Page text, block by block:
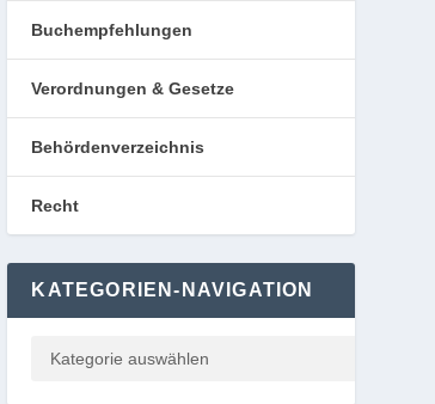
Buchempfehlungen
Verordnungen & Gesetze
Behördenverzeichnis
Recht
KATEGORIEN-NAVIGATION